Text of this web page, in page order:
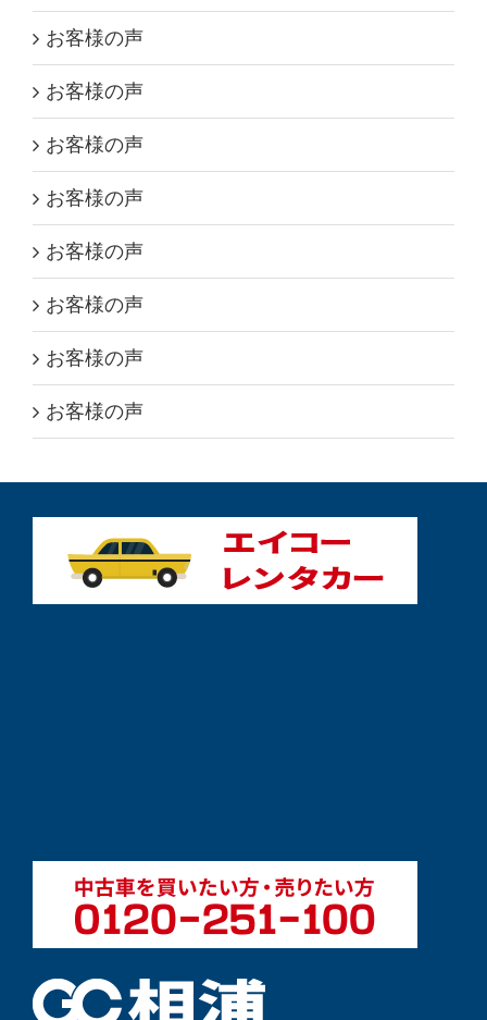
お客様の声
お客様の声
お客様の声
お客様の声
お客様の声
お客様の声
お客様の声
お客様の声